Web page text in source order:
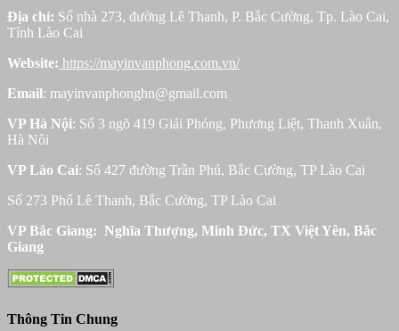
Địa chỉ: Số nhà 273, đường Lê Thanh, P. Bắc Cường, Tp. Lào Cai,
Tỉnh Lào Cai
Website: https://mayinvanphong.com.vn/
Email: mayinvanphonghn@gmail.com
VP Hà Nội: Số 3 ngõ 419 Giải Phóng, Phương Liệt, Thanh Xuân,
Hà Nôi
VP Lào Cai: Số 427 đường Trần Phú, Bắc Cường, TP Lào Cai
Số 273 Phố Lê Thanh, Bắc Cường, TP Lào Cai
VP Bắc Giang: Nghĩa Thượng, Minh Đức, TX Việt Yên, Bắc
Giang
Thông Tin Chung